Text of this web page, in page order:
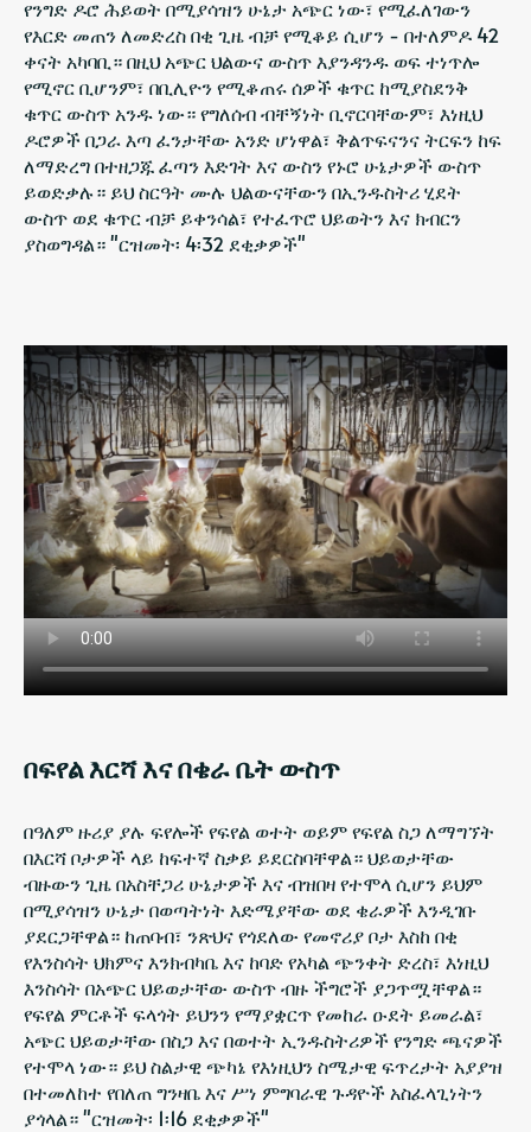
የንግድ ዶሮ ሕይወት በሚያሳዝን ሁኔታ አጭር ነው፣ የሚፈለገውን
የእርድ መጠን ለመድረስ በቂ ጊዜ ብቻ የሚቆይ ሲሆን - በተለምዶ 42
ቀናት አካባቢ። በዚህ አጭር ህልውና ውስጥ እያንዳንዱ ወፍ ተነጥሎ
የሚኖር ቢሆንም፣ በቢሊዮን የሚቆጠሩ ሰዎች ቁጥር ከሚያስደንቅ
ቁጥር ውስጥ አንዱ ነው። የግለሰብ ብቸኝነት ቢኖርባቸውም፣ እነዚህ
ዶሮዎች በጋራ እጣ ፈንታቸው አንድ ሆነዋል፣ ቅልጥፍናንና ትርፍን ከፍ
ለማድረግ በተዘጋጁ ፈጣን እድገት እና ውስን የኑሮ ሁኔታዎች ውስጥ
ይወድቃሉ። ይህ ስርዓት ሙሉ ህልውናቸውን በኢንዱስትሪ ሂደት
ውስጥ ወደ ቁጥር ብቻ ይቀንሳል፣ የተፈጥሮ ህይወትን እና ክብርን
ያስወግዳል። "ርዝመት፡ 4፡32 ደቂቃዎች"
በፍየል እርሻ እና በቄራ ቤት ውስጥ
በዓለም ዙሪያ ያሉ ፍየሎች የፍየል ወተት ወይም የፍየል ስጋ ለማግኘት
በእርሻ ቦታዎች ላይ ከፍተኛ ስቃይ ይደርስባቸዋል። ህይወታቸው
ብዙውን ጊዜ በአስቸጋሪ ሁኔታዎች እና ብዝበዛ የተሞላ ሲሆን ይህም
በሚያሳዝን ሁኔታ በወጣትነት እድሜያቸው ወደ ቄራዎች እንዲገቡ
ያደርጋቸዋል። ከጠባብ፣ ንጽህና የጎደለው የመኖሪያ ቦታ እስከ በቂ
የእንስሳት ህክምና እንክብካቤ እና ከባድ የአካል ጭንቀት ድረስ፣ እነዚህ
እንስሳት በአጭር ህይወታቸው ውስጥ ብዙ ችግሮች ያጋጥሟቸዋል።
የፍየል ምርቶች ፍላጎት ይህንን የማያቋርጥ የመከራ ዑደት ይመራል፣
አጭር ህይወታቸው በስጋ እና በወተት ኢንዱስትሪዎች የንግድ ጫናዎች
የተሞላ ነው። ይህ ስልታዊ ጭካኔ የእነዚህን ስሜታዊ ፍጥረታት አያያዝ
በተመለከተ የበለጠ ግንዛቤ እና ሥነ ምግባራዊ ጉዳዮች አስፈላጊነትን
ያጎላል። "ርዝመት፡ 1፡16 ደቂቃዎች"